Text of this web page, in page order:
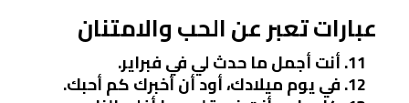
عبارات تعبر عن الحب والامتنان
أنت أجمل ما حدث لي في فبراير.
في يوم ميلادك، أود أن أخبرك كم أحبك.